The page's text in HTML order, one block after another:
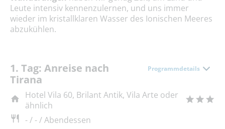
Leute intensiv kennenzulernen, und uns immer
wieder im kristallklaren Wasser des Ionischen Meeres
abzukühlen.
1. Tag: Anreise nach
Tirana
Programmdetails
Hotel Vila 60, Brilant Antik, Vila Arte oder
ähnlich
- / - / Abendessen